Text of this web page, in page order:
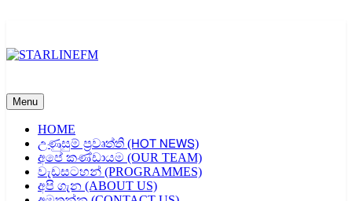
Menu
HOME
උණුසුම් ප්‍රවෘත්ති (𝖧𝖮𝖳 𝖭𝖤𝖶𝖲)
අපේ කණ්ඩායම (OUR TEAM)
වැඩසටහන් (PROGRAMMES)
අපි ගැන (ABOUT US)